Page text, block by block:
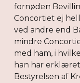
fornøden
Concortiet ej
ved andre end
mindre
med ham, i
han har erklæret
Bestyrelsen af